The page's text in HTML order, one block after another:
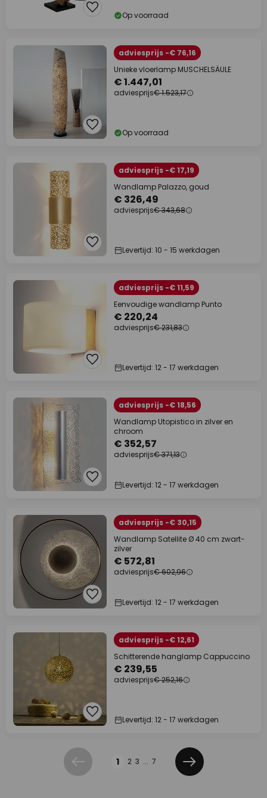
Op voorraad
adviesprijs -€ 76,16
Unieke vloerlamp MUSCHELSÄULE
€ 1.447,01
adviesprijs€ 1.523,17
Op voorraad
adviesprijs -€ 17,19
Wandlamp Palazzo, goud
€ 326,49
adviesprijs€ 343,68
Levertijd: 10 - 15 werkdagen
adviesprijs -€ 11,59
Eenvoudige wandlamp Punto
€ 220,24
adviesprijs€ 231,83
Levertijd: 12 - 17 werkdagen
adviesprijs -€ 18,56
Wandlamp Utopistico in zilver en
chroom
€ 352,57
adviesprijs€ 371,13
Levertijd: 12 - 17 werkdagen
adviesprijs -€ 30,15
Wandlamp Satellite Ø 40 cm zwart-
zilver
€ 572,81
adviesprijs€ 602,96
Levertijd: 12 - 17 werkdagen
adviesprijs -€ 12,61
Schitterende hanglamp Cappuccino
€ 239,55
adviesprijs€ 252,16
Levertijd: 12 - 17 werkdagen
Vorige 1 2 3 ... 7
Volgende